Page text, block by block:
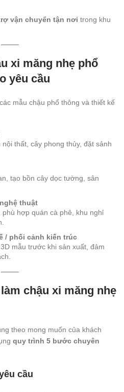
vận chuyển tận nơi trong khu
xi măng nhẹ phổ
yêu cầu
mẫu chậu phổ thông và thiết kế
thất, cây phong thủy, đặt sảnh
tạo bồn cây dọc tường, sân
thuật
hợp quán cà phê, khu nghỉ
/ phối cảnh kiến trúc
mẫu trước khi sản xuất, đảm
chậu xi măng nhẹ
theo mong muốn của khách
quy trình 5 bước chuyên
cầu